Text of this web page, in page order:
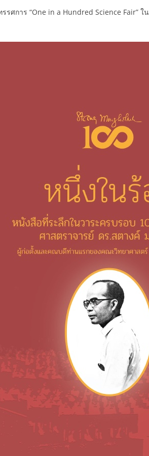
รศการ “One in a Hundred Science Fair”